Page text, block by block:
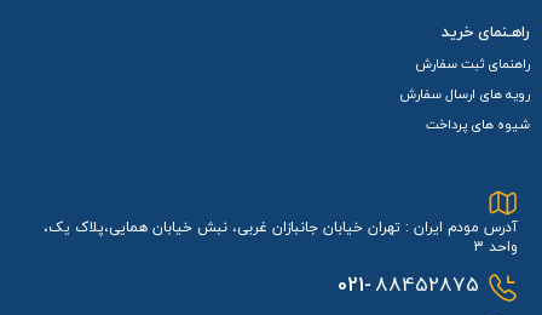
راهـنمای خرید
راهنمای ثبت سفارش
رویه های ارسال سفارش
شیوه های پرداخت
آدرس مودم ایران : تهران خیابان جانبازان غربی، نبش خیابان همایی،پلاک یک،
واحد 3
021-88452875